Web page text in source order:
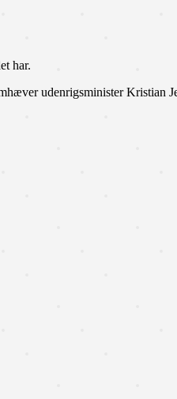
har.
udenrigsminister Kristian